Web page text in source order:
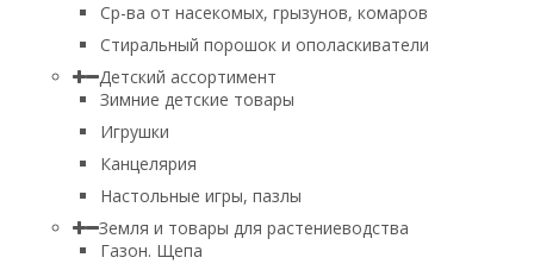
Ср-ва от насекомых, грызунов, комаров
Стиральный порошок и ополаскиватели
Детский ассортимент
Зимние детские товары
Игрушки
Канцелярия
Настольные игры, пазлы
Земля и товары для растениеводства
Газон. Щепа